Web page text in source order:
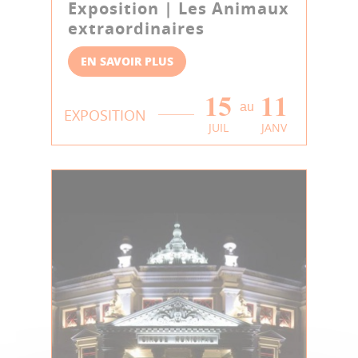
Exposition | Les Animaux
extraordinaires
EN SAVOIR PLUS
EXPOSITION 15
JUIL
au 11
JANV